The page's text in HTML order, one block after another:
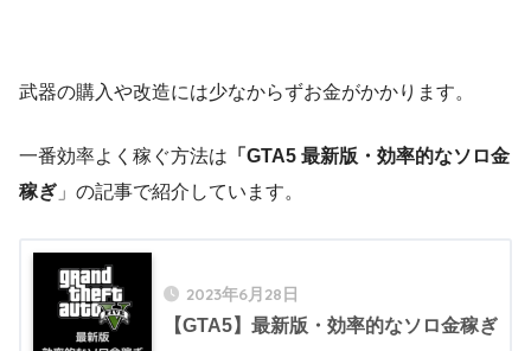
武器の購入や改造には少なからずお金がかかります。
一番効率よく稼ぐ方法は 「GTA5 最新版・効率的なソロ金
稼ぎ 」の記事で紹介しています。
2023年6月28日
【GTA5】最新版・効率的なソロ金稼ぎ